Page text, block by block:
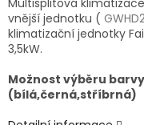
Multisplitová
vnější jednotku (
klimatizační jednotky
3,5kW.
Možnost výběru
(bílá,černá,stříbrná)